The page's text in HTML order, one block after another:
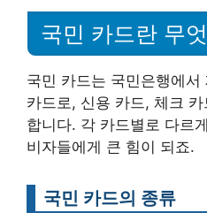
국민 카드란 무
국민 카드는 국민은행에서
카드로, 신용 카드, 체크
합니다. 각 카드별로 다르
비자들에게 큰 힘이 되죠.
국민 카드의 종류